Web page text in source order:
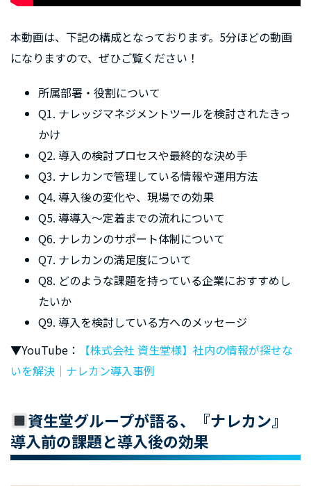
本動画は、下記の構成となっております。5分ほどの動画
になりますので、ぜひご覧ください！
所属部署・役割について
Q1. ナレッジマネジメントツールを検討されたきっ
かけ
Q2. 導入の検討プロセスや最終的な決め手
Q3. ナレカンで管理している情報や運用方法
Q4. 導入後の変化や、現場での効果
Q5. 導導入～定着までの流れについて
Q6. ナレカンのサポート体制について
Q7. ナレカンの満足度について
Q8. どのような課題を持っている企業におすすめし
たいか
Q9. 導入を検討している方へのメッセージ
▼YouTube：
【株式会社 資生堂様】社内の情報が探せな
いを解決｜ナレカン導入事例
資生堂グループが語る、『ナレカン』
導入前の課題と導入後の効果